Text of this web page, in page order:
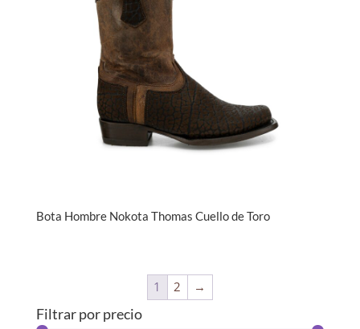
Bota Hombre Nokota Thomas Cuello de Toro
1 2 →
Filtrar por precio